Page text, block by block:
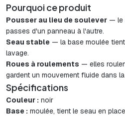
Pourquoi ce produit
Pousser au lieu de soulever — le
passes d'un panneau à l'autre.
Seau stable — la base moulée
lavage.
Roues à roulements — elles
gardent un mouvement fluide dans
Spécifications
Couleur : noir
Base : moulée, tient le seau en place